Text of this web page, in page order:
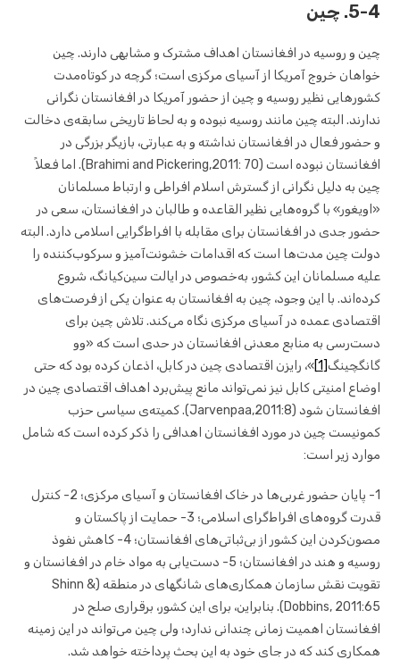
5-4. چین
چین و روسیه در افغانستان اهداف مشترک و مشابهی دارند. چین
خواهان خروج آمریکا از آسیای مرکزی است؛ گرچه در کوتاه‌مدت
کشورهایی نظیر روسیه و چین از حضور آمریکا در افغانستان نگرانی
ندارند. البته چین مانند روسیه نبوده و به لحاظ تاریخی سابقه‌ی دخالت
و حضور فعال در افغانستان نداشته و به عبارتی، بازیگر بزرگی در
افغانستان نبوده است (Brahimi and Pickering,2011: 70). اما فعلاً
چین به دلیل نگرانی از گسترش اسلام افراطی و ارتباط مسلمانان
«اویغور» با گروه‌هایی نظیر القاعده و طالبان در افغانستان، سعی در
حضور جدی در افغانستان برای مقابله با افراط‌گرایی اسلامی دارد. البته
دولت چین مدت‌ها است که اقدامات خشونت‌آمیز و سرکوب‌کننده را
علیه مسلمانان این کشور، به‌خصوص در ایالت سین‌کیانگ، شروع
کرده‌اند. با این وجود، چین به افغانستان به عنوان یکی از فرصت‌های
اقتصادی عمده در آسیای مرکزی نگاه می‌کند. تلاش چین برای
دست‌رسی به منابع معدنی افغانستان در حدی است که «وو
گانگچینگ[1]
»، رایزن اقتصادی چین در کابل، اذعان کرده بود که حتی
اوضاع امنیتی کابل نیز نمی‌تواند مانع پیش‌برد اهداف اقتصادی چین در
افغانستان شود (Jarvenpaa,2011:8). کمیته‌ی سیاسی حزب
کمونیست چین در مورد افغانستان اهدافی را ذکر کرده است که شامل
موارد زیر است:
1- پایان حضور غربی‌ها در خاک افغانستان و آسیای مرکزی؛ 2- کنترل
قدرت گروه‌های افراط‌گرای اسلامی؛ 3- حمایت از پاکستان و
مصون‌کردن این کشور از بی‌ثباتی‌های افغانستان؛ 4- کاهش نفوذ
روسیه و هند در افغانستان؛ 5- دست‌یابی به مواد خام در افغانستان و
تقویت نقش سازمان همکاری‌های شانگهای در منطقه (Shinn &
Dobbins, 2011:65). بنابراین، برای این کشور، برقراری صلح در
افغانستان اهمیت زمانی چندانی ندارد؛ ولی چین می‌تواند در این زمینه
همکاری کند که در جای خود به این بحث پرداخته خواهد شد.